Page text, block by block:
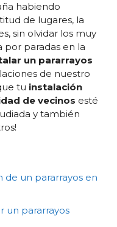
habiendo
de lugares, la
sin olvidar los muy
por paradas en la
un pararrayos
de nuestro
tu instalación
de vecinos esté
y también
de un pararrayos en
un pararrayos